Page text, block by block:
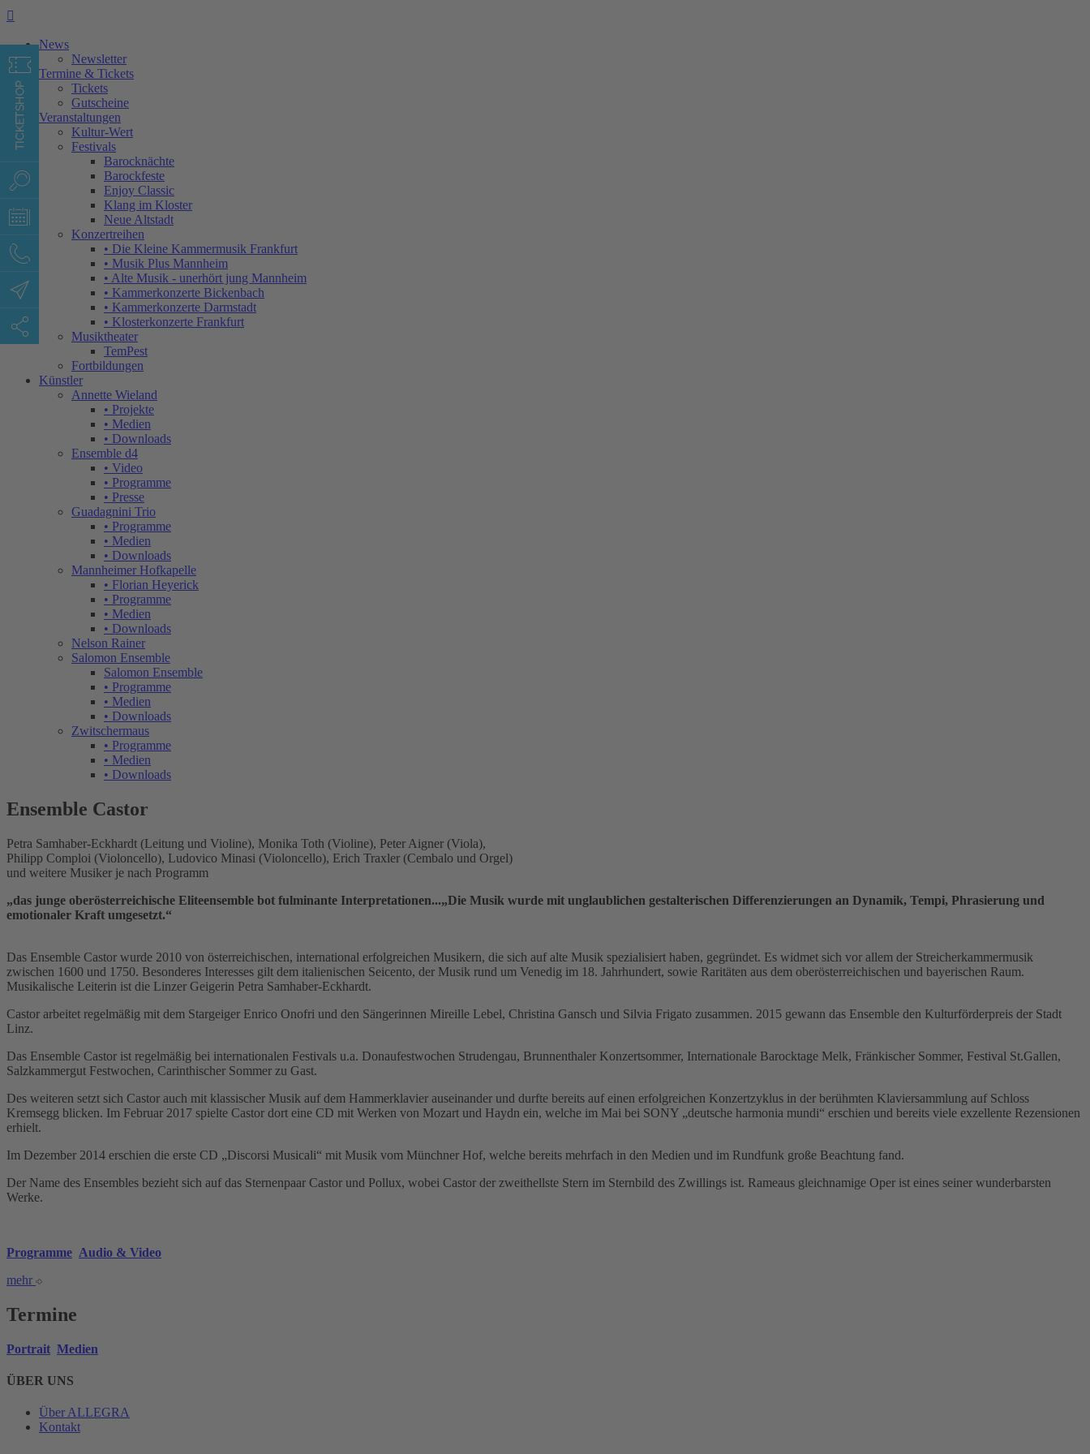

News
Newsletter
Termine & Tickets
Tickets
Gutscheine
Veranstaltungen
Kultur-Wert
Festivals
Barocknächte
Barockfeste
Enjoy Classic
Klang im Kloster
Neue Altstadt
Konzertreihen
• Die Kleine Kammermusik Frankfurt
• Musik Plus Mannheim
• Alte Musik - unerhört jung Mannheim
• Kammerkonzerte Bickenbach
• Kammerkonzerte Darmstadt
• Klosterkonzerte Frankfurt
Musiktheater
TemPest
Fortbildungen
Künstler
Annette Wieland
• Projekte
• Medien
• Downloads
Ensemble d4
• Video
• Programme
• Presse
Guadagnini Trio
• Programme
• Medien
• Downloads
Mannheimer Hofkapelle
• Florian Heyerick
• Programme
• Medien
• Downloads
Nelson Rainer
Salomon Ensemble
Salomon Ensemble
• Programme
• Medien
• Downloads
Zwitschermaus
• Programme
• Medien
• Downloads
Ensemble Castor
Petra Samhaber-Eckhardt (Leitung und Violine), Monika Toth (Violine), Peter Aigner (Viola),
Philipp Comploi (Violoncello), Ludovico Minasi (Violoncello), Erich Traxler (Cembalo und Orgel)
und weitere Musiker je nach Programm
„das junge oberösterreichische Eliteensemble bot fulminante Interpretationen...„Die Musik wurde mit unglaublichen gestalterischen Differenzierungen an Dynamik, Tempi, Phrasierung und
emotionaler Kraft umgesetzt.“
Das Ensemble Castor wurde 2010 von österreichischen, international erfolgreichen Musikern, die sich auf alte Musik spezialisiert haben, gegründet. Es widmet sich vor allem der Streicherkammermusik
zwischen 1600 und 1750. Besonderes Interesses gilt dem italienischen Seicento, der Musik rund um Venedig im 18. Jahrhundert, sowie Raritäten aus dem oberösterreichischen und bayerischen Raum.
Musikalische Leiterin ist die Linzer Geigerin Petra Samhaber-Eckhardt.
Castor arbeitet regelmäßig mit dem Stargeiger Enrico Onofri und den Sängerinnen Mireille Lebel, Christina Gansch und Silvia Frigato zusammen. 2015 gewann das Ensemble den Kulturförderpreis der Stadt
Linz.
Das Ensemble Castor ist regelmäßig bei internationalen Festivals u.a. Donaufestwochen Strudengau, Brunnenthaler Konzertsommer, Internationale Barocktage Melk, Fränkischer Sommer, Festival St.Gallen,
Salzkammergut Festwochen, Carinthischer Sommer zu Gast.
Des weiteren setzt sich Castor auch mit klassischer Musik auf dem Hammerklavier auseinander und durfte bereits auf einen erfolgreichen Konzertzyklus in der berühmten Klaviersammlung auf Schloss
Kremsegg blicken. Im Februar 2017 spielte Castor dort eine CD mit Werken von Mozart und Haydn ein, welche im Mai bei SONY „deutsche harmonia mundi“ erschien und bereits viele exzellente Rezensionen
erhielt.
Im Dezember 2014 erschien die erste CD „Discorsi Musicali“ mit Musik vom Münchner Hof, welche bereits mehrfach in den Medien und im Rundfunk große Beachtung fand.
Der Name des Ensembles bezieht sich auf das Sternenpaar Castor und Pollux, wobei Castor der zweithellste Stern im Sternbild des Zwillings ist. Rameaus gleichnamige Oper ist eines seiner wunderbarsten
Werke.
Programme Audio & Video
mehr
Termine
Portrait Medien
ÜBER UNS
Über ALLEGRA
Kontakt